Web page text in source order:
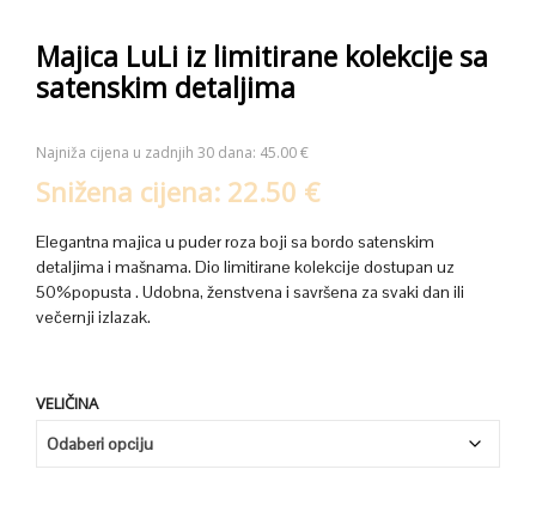
Majica LuLi iz limitirane kolekcije sa
satenskim detaljima
Najniža cijena u zadnjih 30 dana: 45.00€
Snižena cijena: 22.50 €
Elegantna majica u puder roza boji sa bordo satenskim
detaljima i mašnama. Dio limitirane kolekcije dostupan uz
50%popusta . Udobna, ženstvena i savršena za svaki dan ili
večernji izlazak.
VELIČINA